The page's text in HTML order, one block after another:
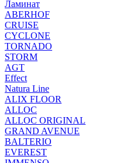
Ламинат
ABERHOF
CRUISE
CYCLONE
TORNADO
STORM
AGT
Effect
Natura Line
ALIX FLOOR
ALLOC
ALLOC ORIGINAL
GRAND AVENUE
BALTERIO
EVEREST